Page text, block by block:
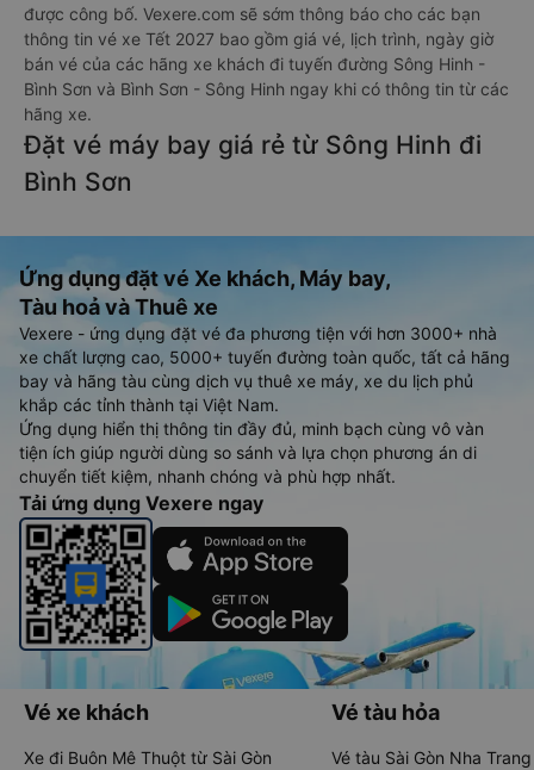
được công bố. Vexere.com sẽ sớm thông báo cho các bạn
thông tin vé xe Tết 2027 bao gồm giá vé, lịch trình, ngày giờ
bán vé của các hãng xe khách đi tuyến đường Sông Hinh -
Bình Sơn và Bình Sơn - Sông Hinh ngay khi có thông tin từ các
hãng xe.
Đặt vé máy bay giá rẻ từ Sông Hinh đi
Bình Sơn
Ứng dụng đặt vé Xe khách, Máy bay,
Tàu hoả và Thuê xe
Vexere - ứng dụng đặt vé đa phương tiện với hơn 3000+ nhà
xe chất lượng cao, 5000+ tuyến đường toàn quốc, tất cả hãng
bay và hãng tàu cùng dịch vụ thuê xe máy, xe du lịch phủ
khắp các tỉnh thành tại Việt Nam.
Ứng dụng hiển thị thông tin đầy đủ, minh bạch cùng vô vàn
tiện ích giúp người dùng so sánh và lựa chọn phương án di
chuyển tiết kiệm, nhanh chóng và phù hợp nhất.
Tải ứng dụng Vexere ngay
Vé xe khách
Xe đi Buôn Mê Thuột từ Sài Gòn
Vé tàu hỏa
Vé tàu Sài Gòn Nha Trang